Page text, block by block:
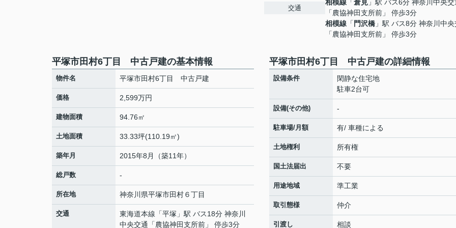
交通
相模線 「 倉見 」駅 バス6分 神奈川中央交
「農協神田支所前」 停歩3分
相模線 「 門沢橋 」駅 バス8分 神奈川中央
「農協神田支所前」 停歩3分
平塚市田村6丁目 中古戸建の基本情報
物件名 平塚市田村6丁目 中古戸建
価格 2,599万円
建物面積 94.76㎡
土地面積 33.33坪(110.19㎡)
築年月 2015年8月（築11年）
総戸数 -
所在地 神奈川県平塚市田村６丁目
交通 東海道本線 「平塚 」駅 バス18分 神奈川
中央交通「農協神田支所前」 停歩3分
平塚市田村6丁目 中古戸建の詳細情報
設備条件
閑静な住宅地
駐車2台可
設備(その他) -
駐車場/月額 有/ 車種による
土地権利 所有権
国土法届出 不要
用途地域 準工業
取引態様 仲介
引渡し 相談